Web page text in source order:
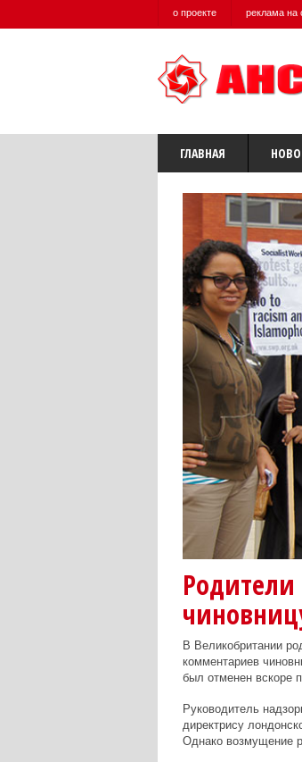
о проекте реклама на
ГЛАВНАЯ
В Великобритании
комментариев
был отменен вскоре
Руководитель
директрису
Однако возмущение